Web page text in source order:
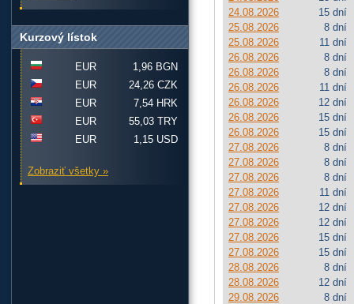
24.08.2026
15 dní
25.08.2026
8 dní
25.08.2026
11 dní
26.08.2026
8 dní
26.08.2026
8 dní
26.08.2026
11 dní
26.08.2026
12 dní
26.08.2026
15 dní
26.08.2026
15 dní
27.08.2026
8 dní
27.08.2026
8 dní
27.08.2026
8 dní
27.08.2026
11 dní
27.08.2026
12 dní
27.08.2026
12 dní
27.08.2026
15 dní
27.08.2026
15 dní
28.08.2026
8 dní
28.08.2026
12 dní
29.08.2026
8 dní
Kurzový lístok
EUR
1,96 BGN
EUR
24,26 CZK
EUR
7,54 HRK
EUR
55,03 TRY
EUR
1,15 USD
Zobraziť všetky »